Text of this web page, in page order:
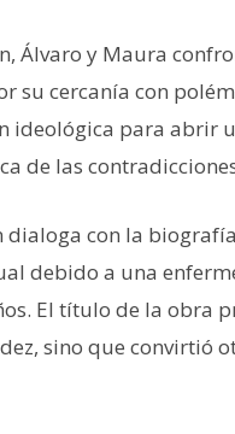
Álvaro y Maura
su cercanía con
ideológica para abrir
de las
dialoga con la
debido a una
El título de la obra
sino que convirtió